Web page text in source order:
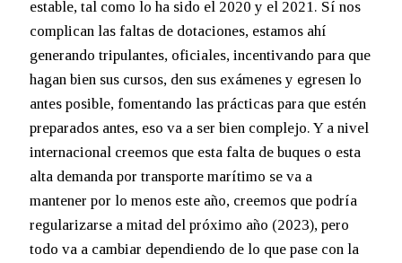
estable, tal como lo ha sido el 2020 y el 2021. Sí nos
complican las faltas de dotaciones, estamos ahí
generando tripulantes, oficiales, incentivando para que
hagan bien sus cursos, den sus exámenes y egresen lo
antes posible, fomentando las prácticas para que estén
preparados antes, eso va a ser bien complejo. Y a nivel
internacional creemos que esta falta de buques o esta
alta demanda por transporte marítimo se va a
mantener por lo menos este año, creemos que podría
regularizarse a mitad del próximo año (2023), pero
todo va a cambiar dependiendo de lo que pase con la